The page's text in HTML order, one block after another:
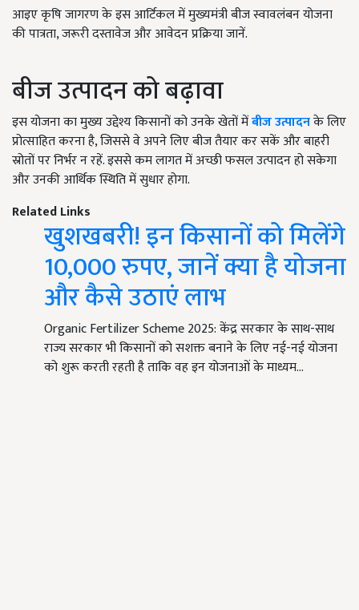
आइए कृषि जागरण के इस आर्टिकल में मुख्यमंत्री बीज स्वावलंबन योजना
की पात्रता, जरूरी दस्तावेज और आवेदन प्रक्रिया जानें.
बीज उत्पादन को बढ़ावा
इस योजना का मुख्य उद्देश्य किसानों को उनके खेतों मेंबीज उत्पादनके लिए
प्रोत्साहित करना है, जिससे वे अपने लिए बीज तैयार कर सकें और बाहरी
स्रोतों पर निर्भर न रहें. इससे कम लागत में अच्छी फसल उत्पादन हो सकेगा
और उनकी आर्थिक स्थिति में सुधार होगा.
Related Links
खुशखबरी! इन किसानों को मिलेंगे
10,000 रुपए, जानें क्या है योजना
और कैसे उठाएं लाभ
Organic Fertilizer Scheme 2025: केंद्र सरकार के साथ-साथ
राज्य सरकार भी किसानों को सशक्त बनाने के लिए नई-नई योजना
को शुरू करती रहती है ताकि वह इन योजनाओं के माध्यम…